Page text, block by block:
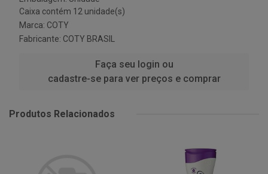
Caixa contém 12 unidade(s)
Marca: COTY
Fabricante: COTY BRASIL
Faça seu login ou
cadastre-se para ver preços e comprar
Produtos Relacionados